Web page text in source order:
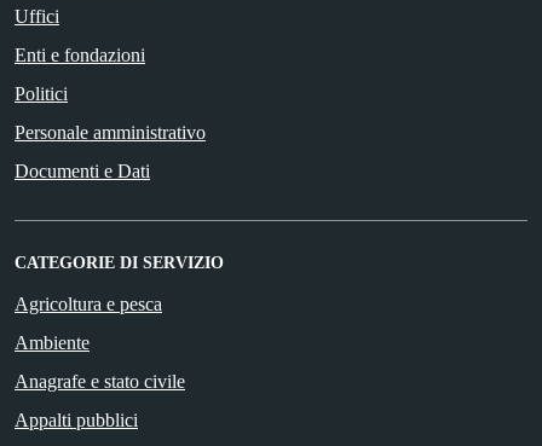
Uffici
Enti e fondazioni
Politici
Personale amministrativo
Documenti e Dati
CATEGORIE DI SERVIZIO
Agricoltura e pesca
Ambiente
Anagrafe e stato civile
Appalti pubblici